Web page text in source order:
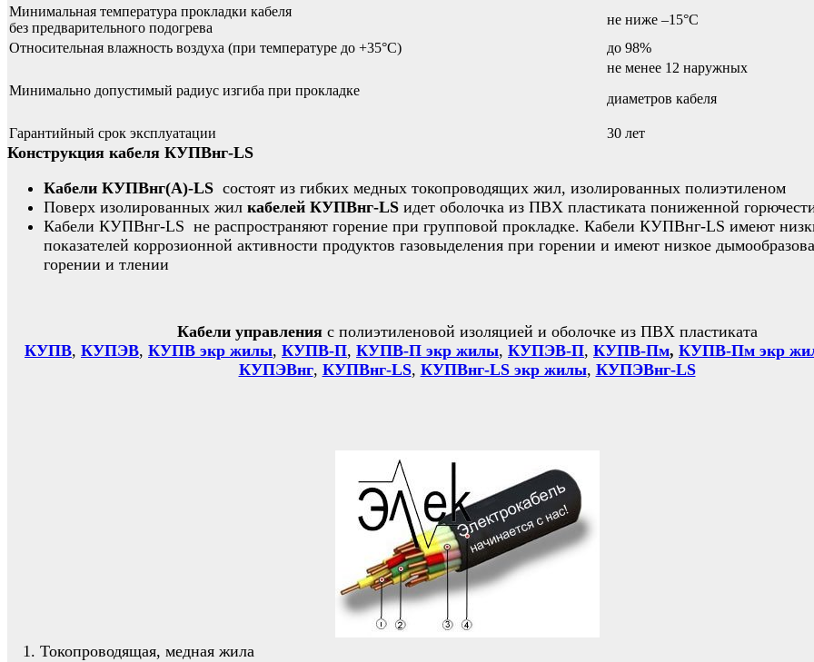
Минимальная температура прокладки кабеля
без предварительного подогрева
не ниже –15°C
Относительная влажность воздуха (при температуре до +35°С)
до 98%
Минимально допустимый радиус изгиба при прокладке
не менее 12 наружных
диаметров кабеля
Гарантийный срок эксплуатации 30 лет
Конструкция кабеля КУПВнг-LS
Кабели КУПВнг(А)-LS состоят из гибких медных токопроводящих жил, изолированных полиэтиленом
Поверх изолированных жил кабелей КУПВнг-LS идет оболочка из ПВХ пластиката пониженной
Кабели КУПВнг-LS не распространяют горение при групповой прокладке. Кабели КУПВнг-LS имеют
показателей коррозионной активности продуктов газовыделения при горении и имеют низкое
горении и тлении
Кабели управленияс полиэтиленовой изоляцией и оболочке из ПВХ пластиката
КУПВ, КУПЭВ, КУПВ экр жилы, КУПВ-П, КУПВ-П экр жилы, КУПЭВ-П, КУПВ-Пм, КУПВ-Пм экр
КУПЭВнг, КУПВнг-LS, КУПВнг-LS экр жилы, КУПЭВнг-LS
1. Токопроводящая, медная жила